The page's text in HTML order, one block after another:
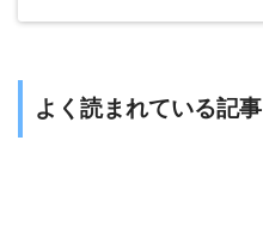
よく読まれている記事